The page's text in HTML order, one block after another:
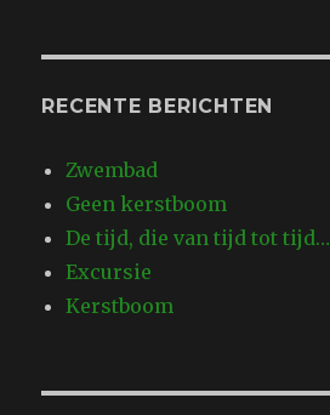
RECENTE BERICHTEN
Zwembad
Geen kerstboom
De tijd, die van tijd tot tijd…
Excursie
Kerstboom